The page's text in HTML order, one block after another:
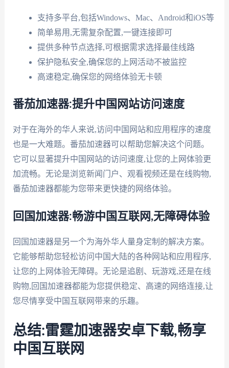
支持多平台,包括Windows、Mac、Android和iOS等
简单易用,无需复杂配置,一键连接即可
提供多种节点选择,可根据需求选择最佳线路
保护隐私安全,确保您的上网活动不被监控
高速稳定,确保您的网络体验无卡顿
番茄加速器:提升中国网站访问速度
对于在海外的华人来说,访问中国网站和应用程序的速度
也是一大难题。番茄加速器可以帮助您解决这个问题。
它可以显著提升中国网站的访问速度,让您的上网体验更
加流畅。无论是浏览新闻门户、观看视频还是在线购物,
番茄加速器都能为您带来更快捷的网络体验。
回国加速器:畅游中国互联网,无障碍体验
回国加速器是另一个为海外华人量身定制的解决方案。
它能够帮助您轻松访问中国大陆的各种网站和应用程序,
让您的上网体验无障碍。无论是追剧、玩游戏,还是在线
购物,回国加速器都能为您提供稳定、高速的网络连接,让
您尽情享受中国互联网带来的乐趣。
总结:雷霆加速器安卓下载,畅享
中国互联网